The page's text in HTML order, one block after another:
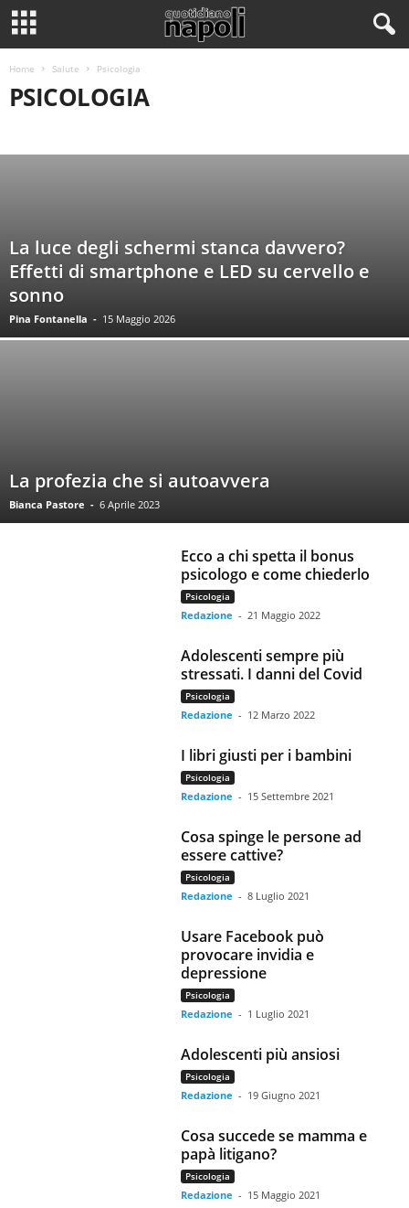
Home Salute Psicologia
PSICOLOGIA
La luce degli schermi stanca davvero?
Effetti di smartphone e LED su cervello e
sonno
Pina Fontanella - 15 Maggio 2026
La profezia che si autoavvera
Bianca Pastore - 6 Aprile 2023
Ecco a chi spetta il bonus
psicologo e come chiederlo
Psicologia
Redazione - 21 Maggio 2022
Adolescenti sempre più
stressati. I danni del Covid
Psicologia
Redazione - 12 Marzo 2022
I libri giusti per i bambini
Psicologia
Redazione - 15 Settembre 2021
Cosa spinge le persone ad
essere cattive?
Psicologia
Redazione - 8 Luglio 2021
Usare Facebook può
provocare invidia e
depressione
Psicologia
Redazione - 1 Luglio 2021
Adolescenti più ansiosi
Psicologia
Redazione - 19 Giugno 2021
Cosa succede se mamma e
papà litigano?
Psicologia
Redazione - 15 Maggio 2021